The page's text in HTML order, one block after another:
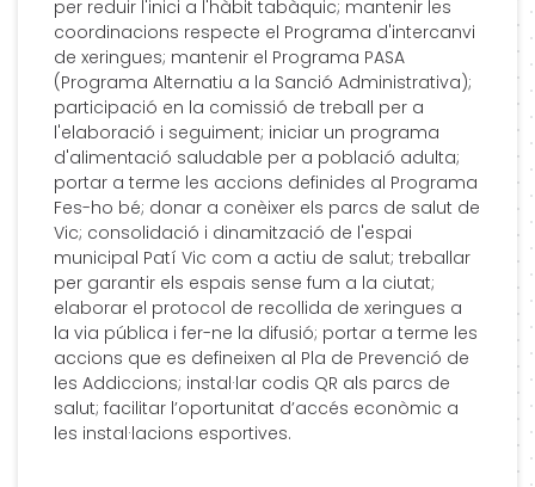
per reduir l'inici a l'hàbit tabàquic; mantenir les
coordinacions respecte el Programa d'intercanvi
de xeringues; mantenir el Programa PASA
(Programa Alternatiu a la Sanció Administrativa);
participació en la comissió de treball per a
l'elaboració i seguiment; iniciar un programa
d'alimentació saludable per a població adulta;
portar a terme les accions definides al Programa
Fes-ho bé; donar a conèixer els parcs de salut de
Vic; consolidació i dinamització de l'espai
municipal Patí Vic com a actiu de salut; treballar
per garantir els espais sense fum a la ciutat;
elaborar el protocol de recollida de xeringues a
la via pública i fer-ne la difusió; portar a terme les
accions que es defineixen al Pla de Prevenció de
les Addiccions; instal·lar codis QR als parcs de
salut; facilitar l’oportunitat d’accés econòmic a
les instal·lacions esportives.